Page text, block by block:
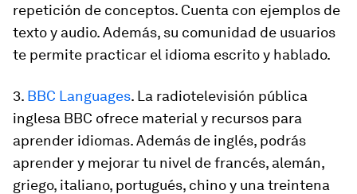
repetición de conceptos. Cuenta con ejemplos de
texto y audio. Además, su comunidad de usuarios
te permite practicar el idioma escrito y hablado.
3. BBC Languages. La radiotelevisión pública
inglesa BBC ofrece material y recursos para
aprender idiomas. Además de inglés, podrás
aprender y mejorar tu nivel de francés, alemán,
griego, italiano, portugués, chino y una treintena